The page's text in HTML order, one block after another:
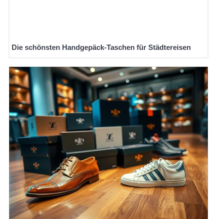
Die schönsten Handgepäck-Taschen für Städtereisen